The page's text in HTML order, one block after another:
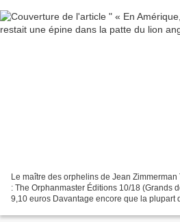
Le maître des orphelins de Jean
: The Orphanmaster Éditions 10/18 (Grands
9,10 euros Davantage encore que la plupart